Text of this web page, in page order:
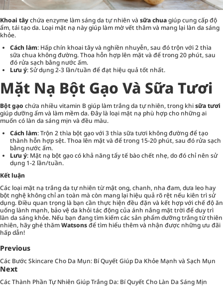
Khoai tâychứa enzyme làm sáng da tự nhiên và sữa chuagiúp cung cấp độ
ẩm, tái tạo da. Loại mặt nạ này giúp làm mờ vết thâm và mang lại làn da sáng
khỏe.
Cách làm: Hấp chín khoai tây và nghiền nhuyễn, sau đó trộn với 2 thìa
sữa chua không đường. Thoa hỗn hợp lên mặt và để trong 20 phút, sau
đó rửa sạch bằng nước ấm.
Lưu ý: Sử dụng 2-3 lần/tuần để đạt hiệu quả tốt nhất.
Mặt Nạ Bột Gạo Và Sữa Tươi
Bột gạo chứa nhiều vitamin B giúp làm trắng da tự nhiên, trong khisữa tươi
giúp dưỡng ẩm và làm mềm da. Đây là loại mặt nạ phù hợp cho những ai
muốn có làn da sáng mịn và đều màu.
Cách làm: Trộn 2 thìa bột gạo với 3 thìa sữa tươi không đường để tạo
thành hỗn hợp sệt. Thoa lên mặt và để trong 15-20 phút, sau đó rửa sạch
bằng nước ấm.
Lưu ý: Mặt nạ bột gạo có khả năng tẩy tế bào chết nhẹ, do đó chỉ nên sử
dụng 1-2 lần/tuần.
Kết luận
Các loại mặt nạ trắng da tự nhiên từ mật ong, chanh, nha đam, dưa leo hay
bột nghệ không chỉ an toàn mà còn mang lại hiệu quả rõ rệt nếu kiên trì sử
dụng. Điều quan trọng là bạn cần thực hiện đều đặn và kết hợp với chế độ ăn
uống lành mạnh, bảo vệ da khỏi tác động của ánh nắng mặt trời để duy trì
làn da sáng khỏe. Nếu bạn đang tìm kiếm các sản phẩm dưỡng trắng từ thiên
nhiên, hãy ghé thămWatsonsđể tìm hiểu thêm và nhận được những ưu đãi
hấp dẫn!
Previous
Các Bước Skincare Cho Da Mụn: Bí Quyết Giúp Da Khỏe Mạnh và Sạch Mụn
Next
Các Thành Phần Tự Nhiên Giúp Trắng Da: Bí Quyết Cho Làn Da Sáng Mịn